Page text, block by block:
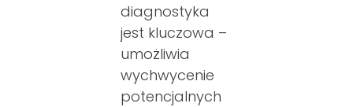
diagnostyka
jest kluczowa –
umożliwia
wychwycenie
potencjalnych